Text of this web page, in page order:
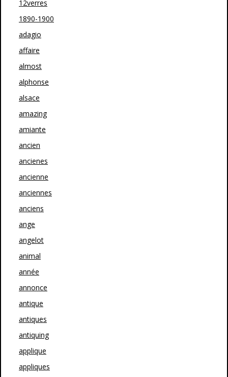
12verres
1890-1900
adagio
affaire
almost
alphonse
alsace
amazing
amiante
ancien
ancienes
ancienne
anciennes
anciens
ange
angelot
animal
année
annonce
antique
antiques
antiquing
applique
appliques